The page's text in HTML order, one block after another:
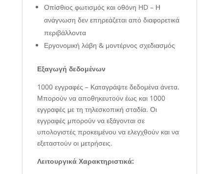
Οπίσθιος φωτισμός και οθόνη HD – Η
ανάγνωση δεν επηρεάζεται από διαφορετικά
περιβάλλοντα
Εργονομική λάβη & μοντέρνος σχεδιασμός
Εξαγωγή δεδομένων
1000 εγγραφές – Καταγράψτε δεδομένα άνετα.
Μπορούν να αποθηκευτούν έως και 1000
εγγραφές με τη τηλεσκοπική σταδία. Οι
εγγραφές μπορούν να εξάγονται σε
υπολογιστές προκειμένου να ελεγχθούν και να
εξεταστούν οι μετρήσεις.
Λειτουργικά Χαρακτηριστικά: